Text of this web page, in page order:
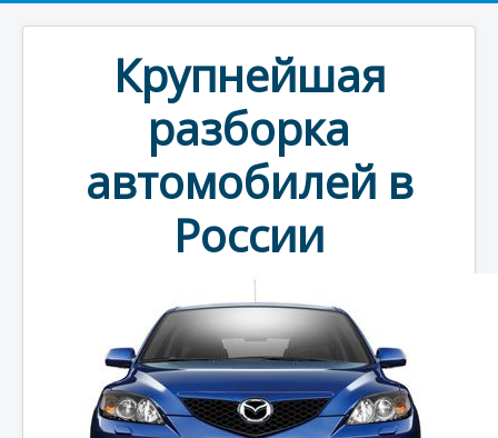
Крупнейшая
разборка
автомобилей в
России